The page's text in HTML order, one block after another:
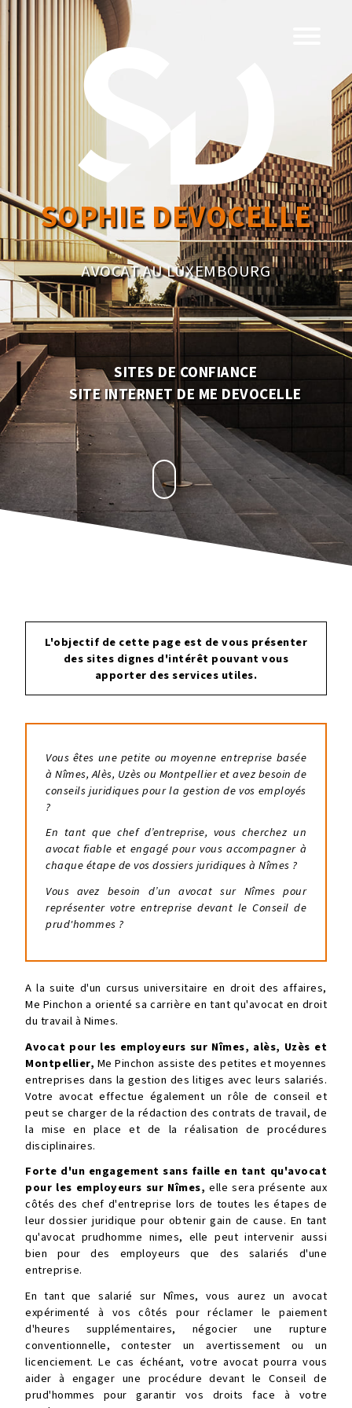
SOPHIE DEVOCELLE
AVOCAT AU LUXEMBOURG
SITES DE CONFIANCE
SITE INTERNET DE ME DEVOCELLE
L'objectif de cette page est de vous présenter
des sites dignes d'intérêt pouvant vous
apporter des services utiles.
Vous êtes une petite ou moyenne entreprise basée
à Nîmes, Alès, Uzès ou Montpellier et avez besoin de
conseils juridiques pour la gestion de vos employés
?
En tant que chef d’entreprise, vous cherchez un
avocat fiable et engagé pour vous accompagner à
chaque étape de vos dossiers juridiques à Nîmes ?
Vous avez besoin d’un avocat sur Nîmes pour
représenter votre entreprise devant le Conseil de
prud'hommes ?
A la suite d'un cursus universitaire en droit des affaires,
Me Pinchon a orienté sa carrière en tant qu'avocat en droit
du travail à Nimes.
Avocat pour les employeurs sur Nîmes, alès, Uzès et
Montpellier, Me Pinchon assiste des petites et moyennes
entreprises dans la gestion des litiges avec leurs salariés.
Votre avocat effectue également un rôle de conseil et
peut se charger de la rédaction des contrats de travail, de
la mise en place et de la réalisation de procédures
disciplinaires.
Forte d'un engagement sans faille en tant qu'avocat
pour les employeurs sur Nîmes, elle sera présente aux
côtés des chef d'entreprise lors de toutes les étapes de
leur dossier juridique pour obtenir gain de cause. En tant
qu'avocat prudhomme nimes, elle peut intervenir aussi
bien pour des employeurs que des salariés d'une
entreprise.
En tant que salarié sur Nîmes, vous aurez un avocat
expérimenté à vos côtés pour réclamer le paiement
d'heures supplémentaires, négocier une rupture
conventionnelle, contester un avertissement ou un
licenciement. Le cas échéant, votre avocat pourra vous
aider à engager une procédure devant le Conseil de
prud'hommes pour garantir vos droits face à votre